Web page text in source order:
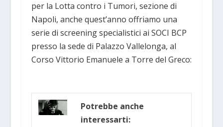
per la Lotta contro i Tumori, sezione di
Napoli, anche quest’anno offriamo una
serie di screening specialistici ai SOCI BCP
presso la sede di Palazzo Vallelonga, al
Corso Vittorio Emanuele a Torre del Greco:
Potrebbe anche
interessarti: